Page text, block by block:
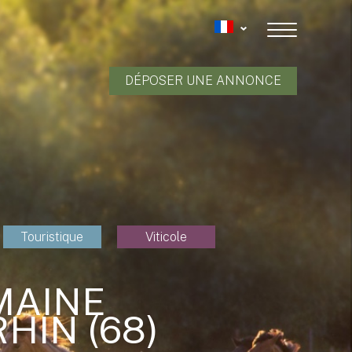
DÉPOSER UNE ANNONCE
Touristique Viticole
(68)